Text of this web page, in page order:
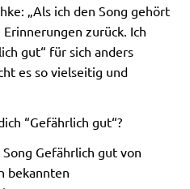
„Als ich den Song gehört
zurück. Ich
gut“ für sich anders
es so vielseitig und
“Gefährlich gut“?
Gefährlich gut von
bekannten